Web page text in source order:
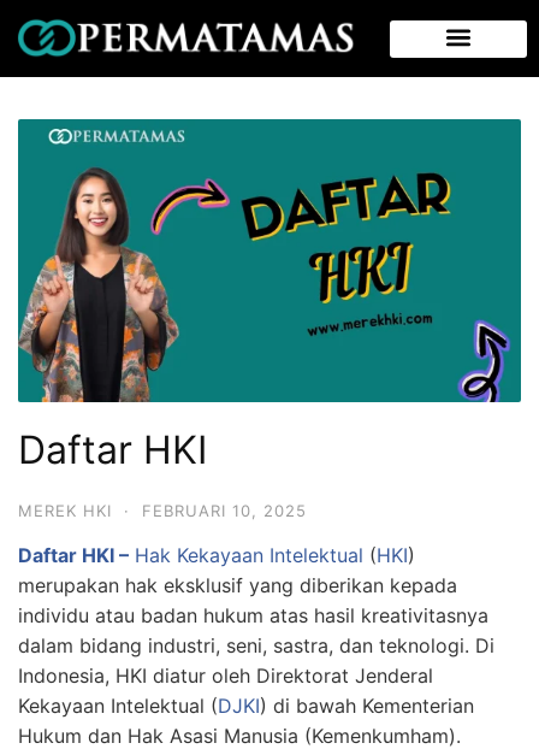
Daftar HKI
MEREK HKI · FEBRUARI 10, 2025
Daftar HKI – Hak Kekayaan Intelektual (HKI)
merupakan hak eksklusif yang diberikan kepada
individu atau badan hukum atas hasil kreativitasnya
dalam bidang industri, seni, sastra, dan teknologi. Di
Indonesia, HKI diatur oleh Direktorat Jenderal
Kekayaan Intelektual (DJKI) di bawah Kementerian
Hukum dan Hak Asasi Manusia (Kemenkumham).